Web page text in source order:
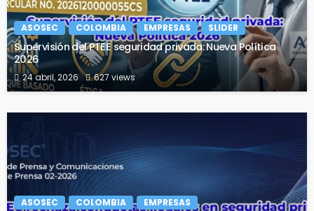
ASOSEC COLOMBIA EMPRESAS SLIDER
Supervisión del PTEE seguridad privada: Nueva Política
2026
24 abril, 2026 627 views
ASOSEC COLOMBIA EMPRESAS